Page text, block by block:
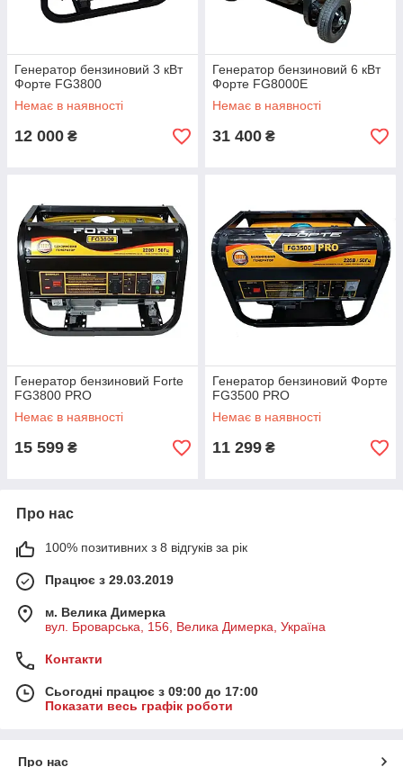
Генератор бензиновий 3 кВт
Форте FG3800
Немає в наявності
12 000 ₴
Генератор бензиновий 6 кВт
Форте FG8000E
Немає в наявності
31 400 ₴
Генератор бензиновий Forte
FG3800 PRO
Немає в наявності
15 599 ₴
Генератор бензиновий Форте
FG3500 PRO
Немає в наявності
11 299 ₴
Про нас
100% позитивних з 8 відгуків за рік
Працює з 29.03.2019
м. Велика Димерка
вул. Броварська, 156, Велика Димерка, Україна
Контакти
Сьогодні працює з 09:00 до 17:00
Показати весь графік роботи
Про нас